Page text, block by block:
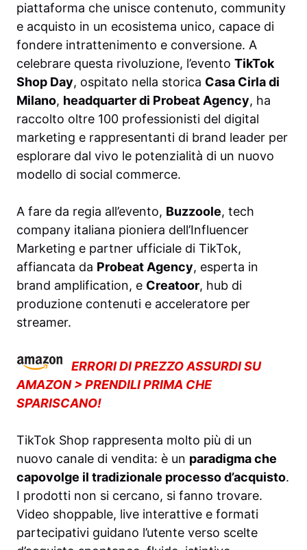
piattaforma che unisce contenuto, community
e acquisto in un ecosistema unico, capace di
fondere intrattenimento e conversione. A
celebrare questa rivoluzione, l’evento TikTok
Shop Day, ospitato nella storica Casa Cirla di
Milano, headquarter di Probeat Agency, ha
raccolto oltre 100 professionisti del digital
marketing e rappresentanti di brand leader per
esplorare dal vivo le potenzialità di un nuovo
modello di social commerce.
A fare da regia all’evento, Buzzoole, tech
company italiana pioniera dell’Influencer
Marketing e partner ufficiale di TikTok,
affiancata da Probeat Agency, esperta in
brand amplification, e Creatoor, hub di
produzione contenuti e acceleratore per
streamer.
ERRORI DI PREZZO ASSURDI SU
AMAZON > PRENDILI PRIMA CHE
SPARISCANO!
TikTok Shop rappresenta molto più di un
nuovo canale di vendita: è un paradigma che
capovolge il tradizionale processo d’acquisto.
I prodotti non si cercano, si fanno trovare.
Video shoppable, live interattive e formati
partecipativi guidano l’utente verso scelte